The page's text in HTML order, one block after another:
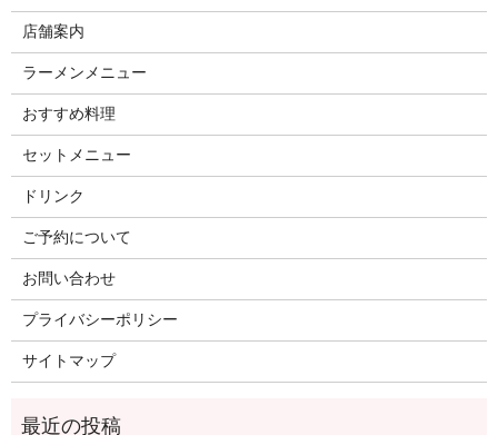
店舗案内
ラーメンメニュー
おすすめ料理
セットメニュー
ドリンク
ご予約について
お問い合わせ
プライバシーポリシー
サイトマップ